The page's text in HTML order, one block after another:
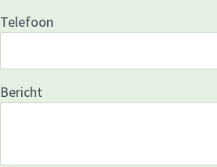
Telefoon
Bericht